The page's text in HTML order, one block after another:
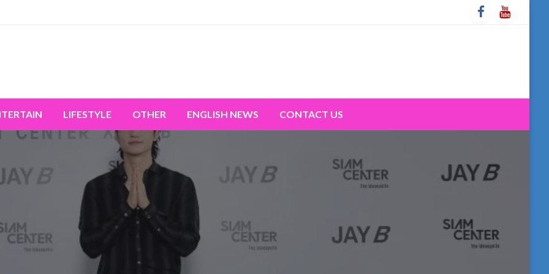
LIFESTYLE OTHER ENGLISH NEWS CONTACT US